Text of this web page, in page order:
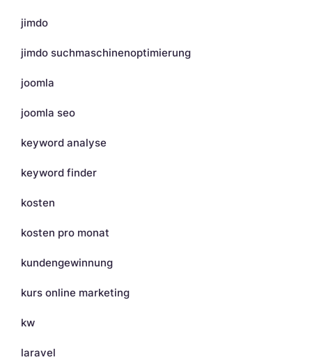
jimdo
jimdo suchmaschinenoptimierung
joomla
joomla seo
keyword analyse
keyword finder
kosten
kosten pro monat
kundengewinnung
kurs online marketing
kw
laravel